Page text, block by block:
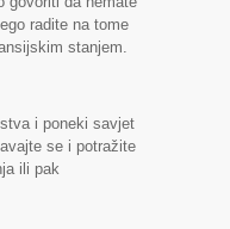
radite na tome
stanjem.
i poneki savjet
se i potražite
ili pak